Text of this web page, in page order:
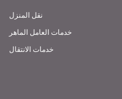
نقل المنزل
خدمات العامل الماهر
خدمات الانتقال